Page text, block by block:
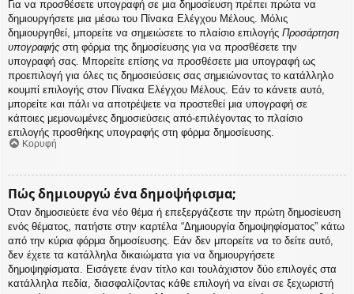
Για να προσθέσετε υπογραφή σε μια δημοσίευση πρέπει πρώτα να
δημιουργήσετε μια μέσω του Πίνακα Ελέγχου Μέλους. Μόλις
δημιουργηθεί, μπορείτε να σημειώσετε το πλαίσιο επιλογής Προσάρτηση
υπογραφής στη φόρμα της δημοσίευσης για να προσθέσετε την
υπογραφή σας. Μπορείτε επίσης να προσθέσετε μια υπογραφή ως
προεπιλογή για όλες τις δημοσιεύσεις σας σημειώνοντας το κατάλληλο
κουμπί επιλογής στον Πίνακα Ελέγχου Μέλους. Εάν το κάνετε αυτό,
μπορείτε και πάλι να αποτρέψετε να προστεθεί μια υπογραφή σε
κάποιες μεμονωμένες δημοσιεύσεις από-επιλέγοντας το πλαίσιο
επιλογής προσθήκης υπογραφής στη φόρμα δημοσίευσης.
Κορυφή
Πώς δημιουργώ ένα δημοψήφισμα;
Όταν δημοσιεύετε ένα νέο θέμα ή επεξεργάζεστε την πρώτη δημοσίευση
ενός θέματος, πατήστε στην καρτέλα “Δημιουργία δημοψηφίσματος” κάτω
από την κύρια φόρμα δημοσίευσης. Εάν δεν μπορείτε να το δείτε αυτό,
δεν έχετε τα κατάλληλα δικαιώματα για να δημιουργήσετε
δημοψηφίσματα. Εισάγετε έναν τίτλο και τουλάχιστον δύο επιλογές στα
κατάλληλα πεδία, διασφαλίζοντας κάθε επιλογή να είναι σε ξεχωριστή